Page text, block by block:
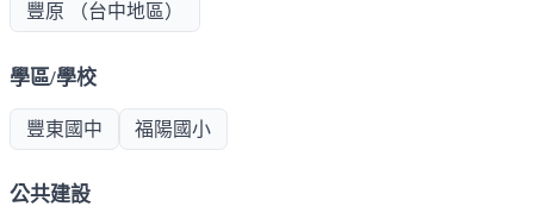
豐原 （台中地區）
學區/學校
豐東國中 福陽國小
公共建設